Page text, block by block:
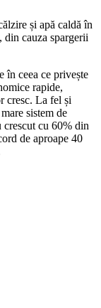
și apă caldă în
din cauza spargerii
în ceea ce privește
rapide,
cresc. La fel și
sistem de
cu 60% din
de aproape 40